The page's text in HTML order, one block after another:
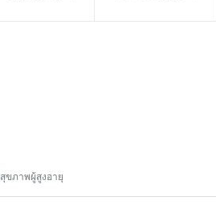
สุขภาพผู้สูงอายุ